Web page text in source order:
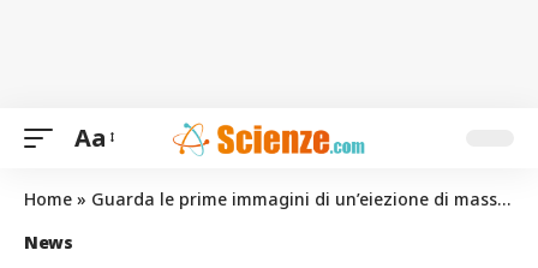
Aa
Home » Guarda le prime immagini di un’eiezione di massa coronale turbolenta dalla sonda Parker
News